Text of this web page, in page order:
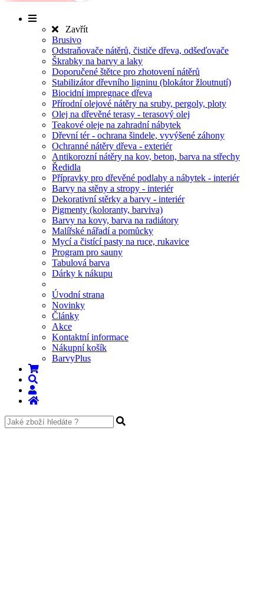
Zavřít
Brusivo
Odstraňovače nátěrů, čističe dřeva, odšeďovače
Škrabky na barvy a laky
Doporučené štětce pro zhotovení nátěrů
Stabilizátor dřevního ligninu (blokátor žloutnutí)
Biocidní impregnace dřeva
Přírodní olejové nátěry na sruby, pergoly, ploty
Olej na dřevěné terasy - terasový olej
Teakové oleje na zahradní nábytek
Dřevní tér - ochrana šindele, vyvýšené záhony
Ochranné nátěry dřeva - exteriér
Antikorozní nátěry na kov, beton, barva na střechy
Ředidla
Přípravky pro dřevěné podlahy a nábytek - interiér
Barvy na stěny a stropy - interiér
Dekorativní stěrky a barvy - interiér
Pigmenty (koloranty, barviva)
Barvy na kovy, barva na radiátory
Malířské nářadí a pomůcky
Mycí a čistící pasty na ruce, rukavice
Program pro sauny
Tabulová barva
Dárky k nákupu
Úvodní strana
Novinky
Články
Akce
Kontaktní informace
Nákupní košík
BarvyPlus